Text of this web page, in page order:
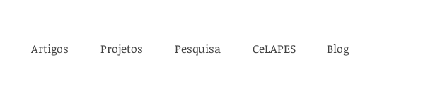
Artigos Projetos Pesquisa CeLAPES Blog